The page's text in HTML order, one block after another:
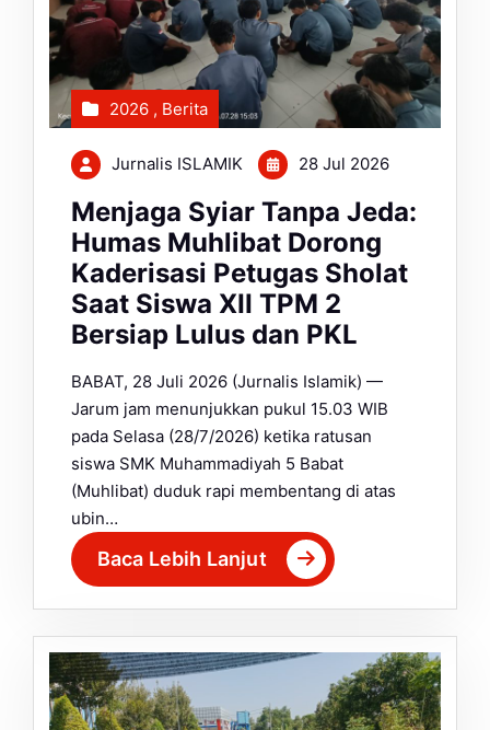
2026 , Berita
Jurnalis ISLAMIK 28 Jul 2026
Menjaga Syiar Tanpa Jeda:
Humas Muhlibat Dorong
Kaderisasi Petugas Sholat
Saat Siswa XII TPM 2
Bersiap Lulus dan PKL
BABAT, 28 Juli 2026 (Jurnalis Islamik) —
Jarum jam menunjukkan pukul 15.03 WIB
pada Selasa (28/7/2026) ketika ratusan
siswa SMK Muhammadiyah 5 Babat
(Muhlibat) duduk rapi membentang di atas
ubin…
Baca Lebih Lanjut